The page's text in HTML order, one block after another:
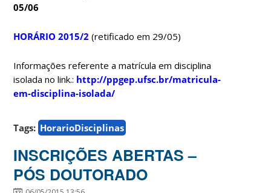
05/06
HORÁRIO 2015/2 (retificado em 29/05)
Informações referente a matrícula em disciplina
isolada no link.: http://ppgep.ufsc.br/matricula-
em-disciplina-isolada/
Tags: HorarioDisciplinas
INSCRIÇÕES ABERTAS –
PÓS DOUTORADO